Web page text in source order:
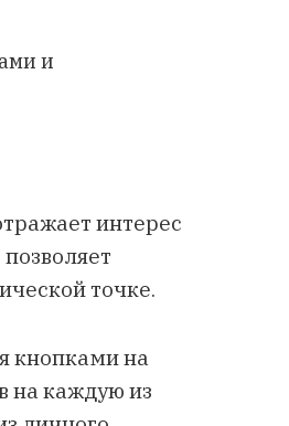
и
интерес
точке.
кнопками на
на каждую из